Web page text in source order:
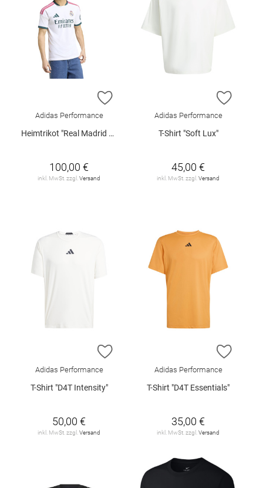
ZUR WUNSCHLISTE HINZUFÜGEN
Adidas Performance
Heimtrikot "Real Madrid 26/27"
100,00 €
inkl. MwSt. zzgl. Versand
ZUR
Adidas Performance
T-Shirt "Soft Lux"
45,00 €
inkl. MwSt. zzgl. Versand
ZUR WUNSCHLISTE HINZUFÜGEN
Adidas Performance
T-Shirt "D4T Intensity"
50,00 €
inkl. MwSt. zzgl. Versand
ZUR
Adidas Performance
T-Shirt "D4T Essentials"
35,00 €
inkl. MwSt. zzgl. Versand